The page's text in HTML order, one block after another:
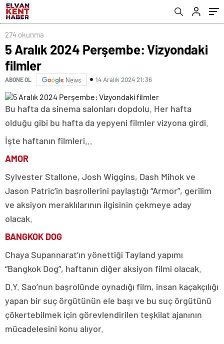
274 okunma
5 Aralık 2024 Perşembe: Vizyondaki
filmler
ABONE OL News 14 Aralık 2024 21:36
Bu hafta da sinema salonları dopdolu. Her hafta
olduğu gibi bu hafta da yepyeni filmler vizyona girdi.
İşte haftanın filmleri…
AMOR
Sylvester Stallone, Josh Wiggins, Dash Mihok ve
Jason Patric’in başrollerini paylaştığı “Armor”, gerilim
ve aksiyon meraklılarının ilgisinin çekmeye aday
olacak.
BANGKOK DOG
Chaya Supannarat’ın yönettiği Tayland yapımı
“Bangkok Dog”, haftanın diğer aksiyon filmi olacak.
D.Y. Sao’nun başrolünde oynadığı film, insan kaçakçılığı
yapan bir suç örgütünün ele başı ve bu suç örgütünü
çökertebilmek için görevlendirilen teşkilat ajanının
mücadelesini konu alıyor.